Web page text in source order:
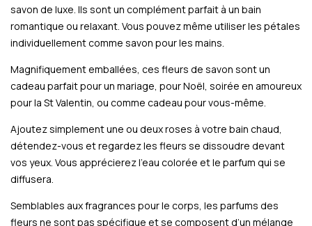
savon de luxe. Ils sont un complément parfait à un bain
romantique ou relaxant. Vous pouvez même utiliser les pétales
individuellement comme savon pour les mains.
Magnifiquement emballées, ces fleurs de savon sont un
cadeau parfait pour un mariage, pour Noël, soirée en amoureux
pour la St Valentin, ou comme cadeau pour vous-même.
Ajoutez simplement une ou deux roses à votre bain chaud,
détendez-vous et regardez les fleurs se dissoudre devant
vos yeux. Vous apprécierez l’eau colorée et le parfum qui se
diffusera.
Semblables aux fragrances pour le corps, les parfums des
fleurs ne sont pas spécifique et se composent d’un mélange